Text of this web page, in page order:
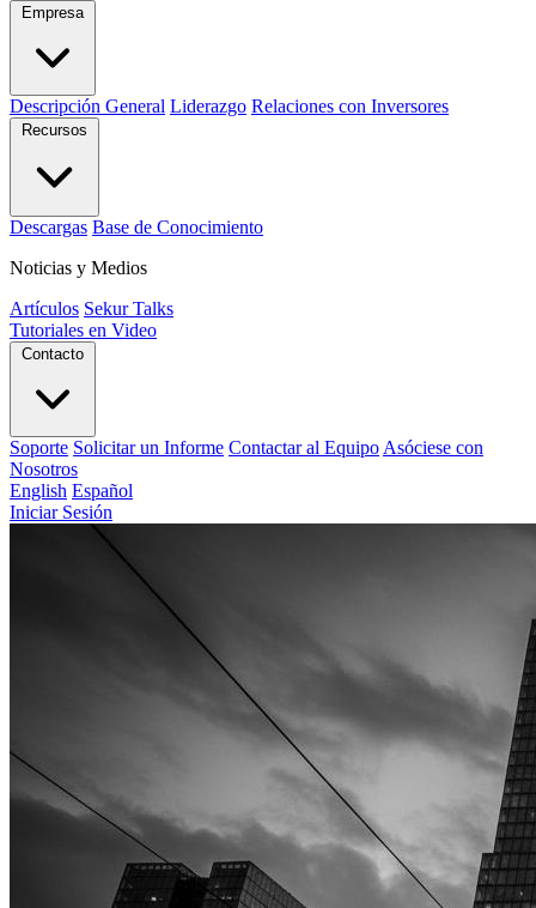
Empresa
Descripción General Liderazgo Relaciones con Inversores
Recursos
Descargas Base de Conocimiento
Noticias y Medios
Artículos Sekur Talks
Tutoriales en Video
Contacto
Soporte Solicitar un Informe Contactar al Equipo Asóciese con
Nosotros
English Español
Iniciar Sesión